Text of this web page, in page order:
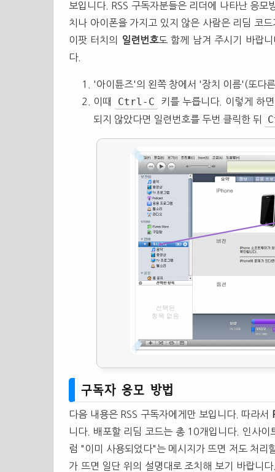
보입니다. RSS 구독자분들은 리더에 나타난 응
치나 아이폰을 가지고 있지 않은 사람은 리딤 코
이팟 터치의
일련번호도 함께 남겨 주시기 바랍
다.
'아이튠즈'의 왼쪽 창에서 '장치 이름'(또다
이때
Ctrl-C
키를 누릅니다. 이렇게 하
되지 않았다면 일련번호를 두번 클릭한 뒤
구독자 응모 방법
다음 내용은 RSS 구독자에게만 보입니다. 따라서
니다. 배포할 리딤 코드는 총 10개입니다. 인사
럼 "이미 사용되었다"는 메시지가 뜨면 저도 처리
가 뜨면 일단 위의 설명대로 조치해 보기 바랍니